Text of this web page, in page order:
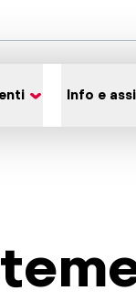
Info e